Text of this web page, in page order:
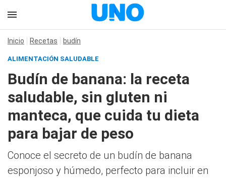
Inicio Recetas budín
ALIMENTACIÓN SALUDABLE
Budín de banana: la receta
saludable, sin gluten ni
manteca, que cuida tu dieta
para bajar de peso
Conoce el secreto de un budín de banana
esponjoso y húmedo, perfecto para incluir en